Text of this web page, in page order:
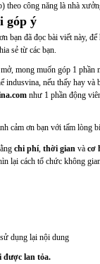
theo công năng là nhà
góp ý
bạn đã đọc bài viết này,
sẻ từ các bạn.
mong muốn góp 1 phần
indusvina, nếu thấy hay và
như 1 phần động
cảm ơn bạn với tấm lòng
chi phí, thời gianvà cơ
lại cách tổ chức không
dụng lại nội dung
được lan tỏa.